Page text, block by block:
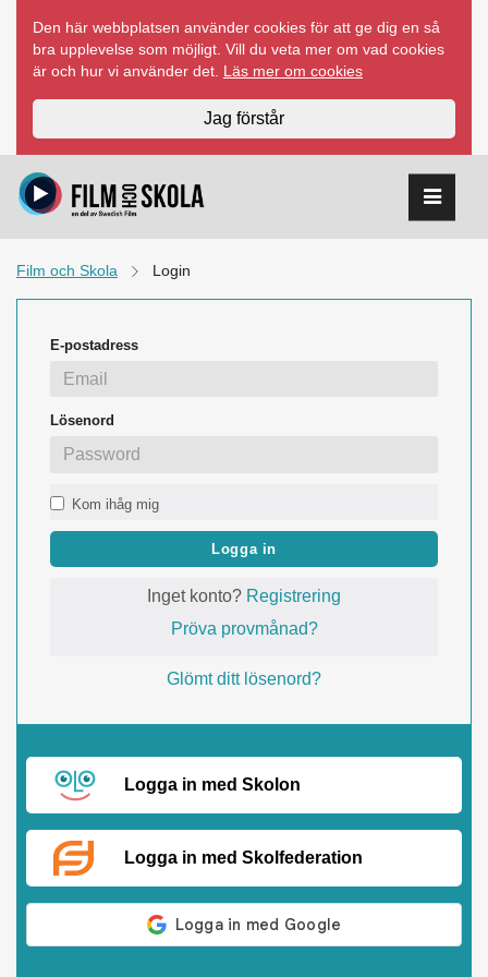
innehåll
Den här webbplatsen använder cookies för att ge dig en så
bra upplevelse som möjligt. Vill du veta mer om vad cookies
är och hur vi använder det. Läs mer om cookies
Jag förstår
Film och Skola Login
E-postadress
Lösenord
Kom ihåg mig
Logga in
Inget konto? Registrering
Pröva provmånad?
Glömt ditt lösenord?
Logga in med Skolon
Logga in med Skolfederation